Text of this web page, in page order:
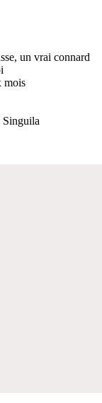
un vrai connard
mois
Singuila